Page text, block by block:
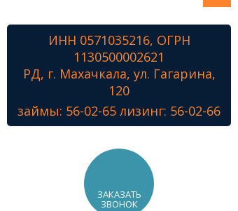
Лизинг
Наши проекты
Знамя Победы
ИНН 0571035216, ОГРН
1130500002621
РД, г. Махачкала, ул. Гагарина,
120
займы: 56-02-65 лизинг: 56-02-66
ЗАКАЗАТЬ
ЗВОНОК